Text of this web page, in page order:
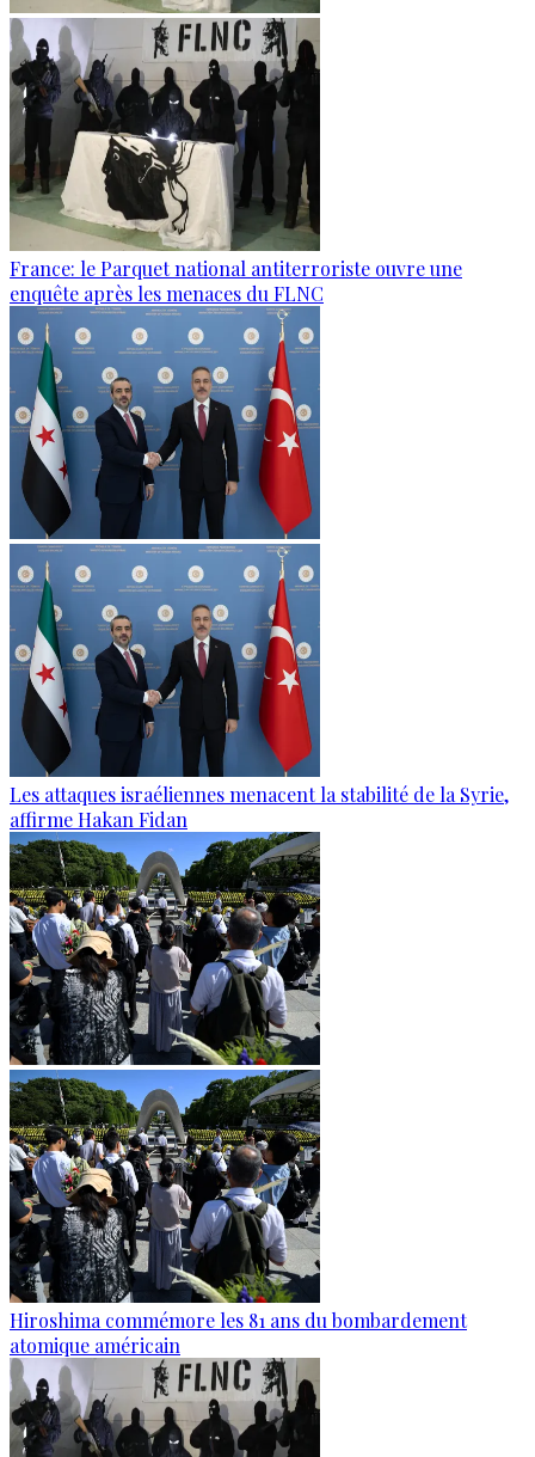
France: le Parquet national antiterroriste ouvre une
enquête après les menaces du FLNC
Les attaques israéliennes menacent la stabilité de la Syrie,
affirme Hakan Fidan
Hiroshima commémore les 81 ans du bombardement
atomique américain